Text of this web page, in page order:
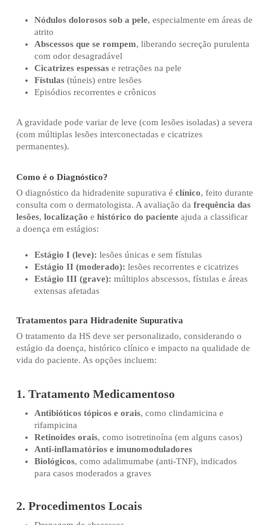
Nódulos dolorosos sob a pele, especialmente em áreas de
atrito
Abscessos que se rompem, liberando secreção purulenta
com odor desagradável
Cicatrizes espessase retrações na pele
Fístulas(túneis) entre lesões
Episódios recorrentes e crônicos
A gravidade pode variar de leve (com lesões isoladas) a severa
(com múltiplas lesões interconectadas e cicatrizes
permanentes).
Como é o Diagnóstico?
O diagnóstico da hidradenite supurativa é clínico, feito durante
consulta com o dermatologista. A avaliação da frequência das
lesões, localização e histórico do pacienteajuda a classificar
a doença em estágios:
Estágio I (leve): lesões únicas e sem fístulas
Estágio II (moderado): lesões recorrentes e cicatrizes
Estágio III (grave): múltiplos abscessos, fístulas e áreas
extensas afetadas
Tratamentos para Hidradenite Supurativa
O tratamento da HS deve ser personalizado, considerando o
estágio da doença, histórico clínico e impacto na qualidade de
vida do paciente. As opções incluem:
1. Tratamento Medicamentoso
Antibióticos tópicos e orais, como clindamicina e
rifampicina
Retinoides orais, como isotretinoína (em alguns casos)
Anti-inflamatórios e imunomoduladores
Biológicos, como adalimumabe (anti-TNF), indicados
para casos moderados a graves
2. Procedimentos Locais